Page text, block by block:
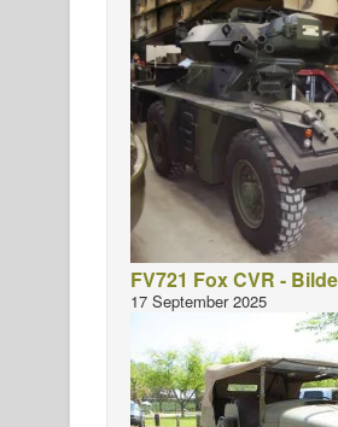
FV721 Fox CVR -
17 September 2025